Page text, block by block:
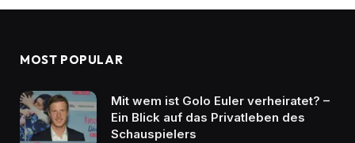
MOST POPULAR
Mit wem ist Golo Euler verheiratet? –
Ein Blick auf das Privatleben des
Schauspielers